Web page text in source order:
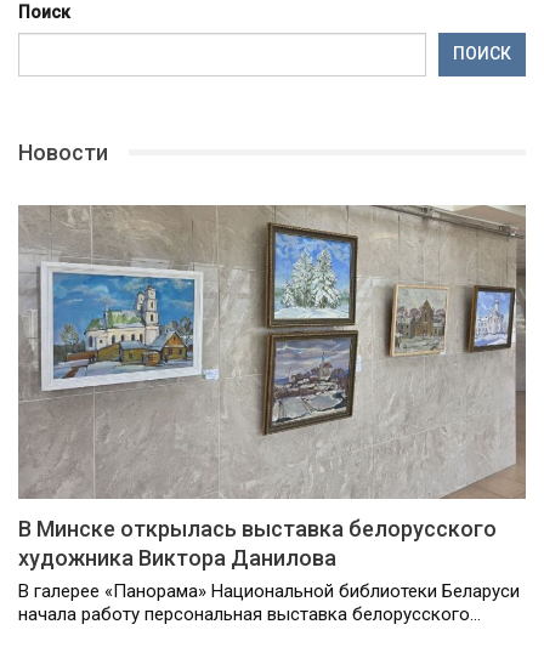
Поиск
ПОИСК
Новости
В Минске открылась выставка белорусского
художника Виктора Данилова
В галерее «Панорама» Национальной библиотеки Беларуси
начала работу персональная выставка белорусского…